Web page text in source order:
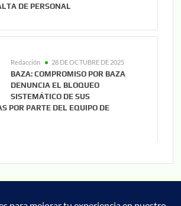
DE PERSONAL
Redacción 28 DE OCTUBRE DE 2025
BAZA: COMPROMISO POR BAZA
DENUNCIA EL BLOQUEO
SISTEMÁTICO DE SUS
POR PARTE DEL EQUIPO DE